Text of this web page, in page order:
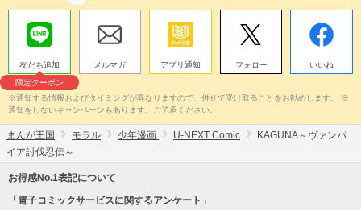
友だち追加
限定クーポン
メルマガ アプリ通知 フォロー いいね
※通知する情報およびタイミングが異なりますので、併せて受け取ることをお勧めします。 ※
通知をしないキャンペーンもあります。ご了承ください。
まんが王国 モラル 少年漫画 U-NEXT Comic
KAGUNA～ヴァンパ
イア討伐忍伝～
お得感No.1表記について
「電子コミックサービスに関するアンケート」